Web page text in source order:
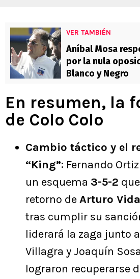
VER TAMBIÉN
Aníbal Mosa
por la nula
Blanco y Negro
En resumen, la
de Colo Colo
Cambio táctico y el
“King”: Fernando
un esquema 3-5-2
retorno deArturo
tras cumplir su
liderará la zaga junto
Villagra y Joaquín
lograron recuperarse